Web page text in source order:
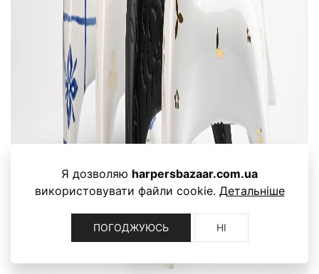
Я дозволяю harpersbazaar.com.ua
використовувати файли cookie. Детальніше
ПОГОДЖУЮСЬ НІ